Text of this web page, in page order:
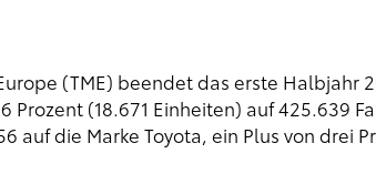
(TME) beendet das erste Halbjahr
Prozent (18.671 Einheiten) auf 425.639
auf die Marke Toyota, ein Plus von drei